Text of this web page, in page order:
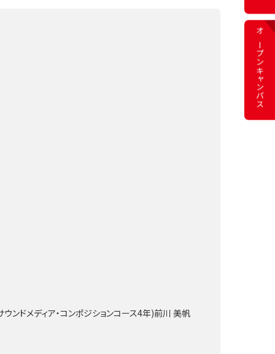
ンドメディア・コンポジションコース4年)前川 美帆
オープン
キャンパス